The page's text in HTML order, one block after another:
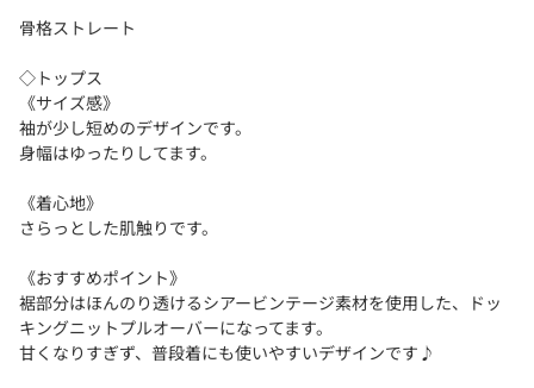
骨格ストレート
◇トップス
《サイズ感》
袖が少し短めのデザインです。
身幅はゆったりしてます。
《着心地》
さらっとした肌触りです。
《おすすめポイント》
裾部分はほんのり透けるシアービンテージ素材を使用した、ドッ
キングニットプルオーバーになってます。
甘くなりすぎず、普段着にも使いやすいデザインです♪